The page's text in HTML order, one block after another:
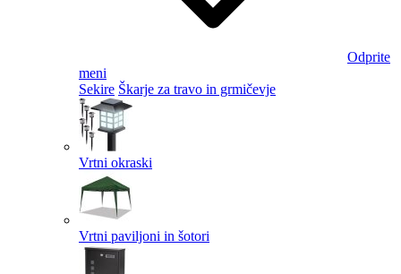
Odprite
meni
Sekire Škarje za travo in grmičevje
Vrtni okraski
Vrtni paviljoni in šotori